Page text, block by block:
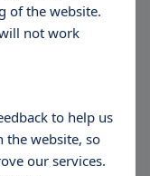
elő, melynek az az
érdemes
of the website.
not work
to help us
the website, so
our services.